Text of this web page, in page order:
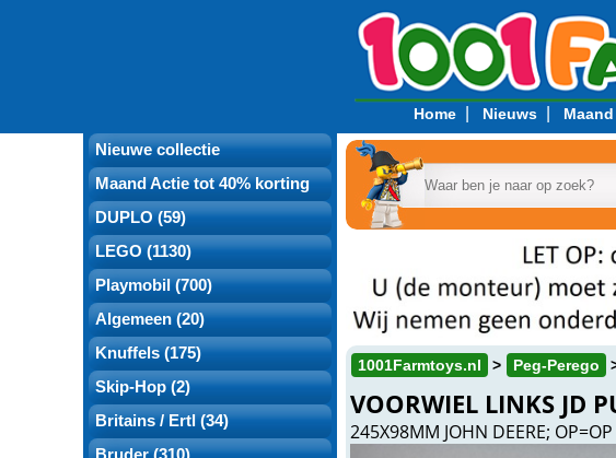
Home| Nieuws|
Nieuwe collectie
Maand Actie tot 40% korting
DUPLO (59)
LEGO (1130)
Playmobil (700)
Algemeen (20)
Knuffels (175)
Skip-Hop (2)
Britains / Ertl (34)
Bruder (310)
1001Farmtoys.nl Peg-Perego
VOORWIEL LINKS JD
245X98MM JOHN DEERE; OP=OP